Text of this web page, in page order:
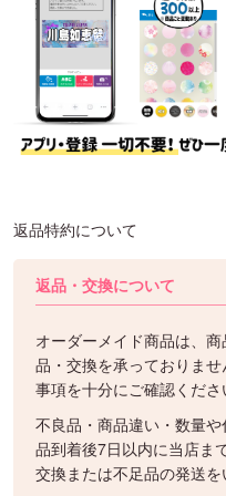
返品特約について
返品・交換について
オーダーメイド商品は、
品・交換を承っておりま
事項を十分にご確認くださ
不良品・商品違い・数量
品到着後7日以内に当店ま
交換または不足品の発送を